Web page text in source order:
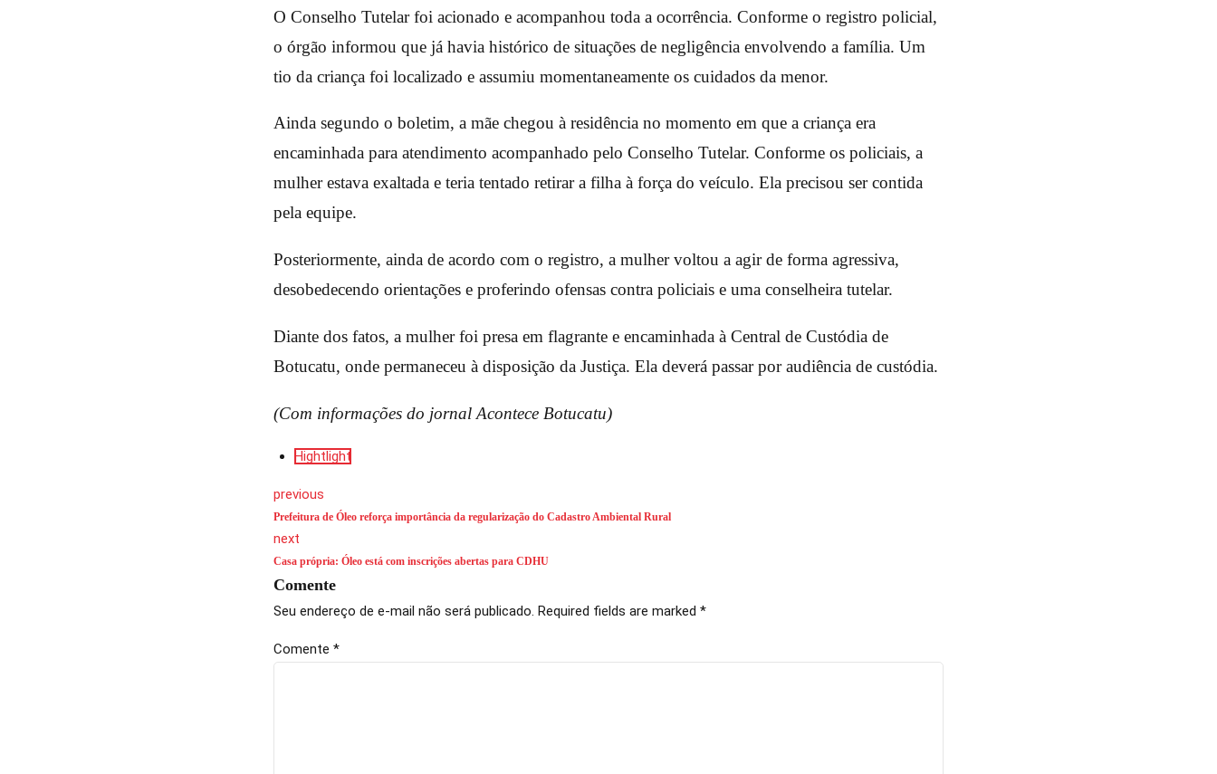
O Conselho Tutelar foi acionado e acompanhou toda a ocorrência. Conforme o registro policial,
o órgão informou que já havia histórico de situações de negligência envolvendo a família. Um
tio da criança foi localizado e assumiu momentaneamente os cuidados da menor.
Ainda segundo o boletim, a mãe chegou à residência no momento em que a criança era
encaminhada para atendimento acompanhado pelo Conselho Tutelar. Conforme os policiais, a
mulher estava exaltada e teria tentado retirar a filha à força do veículo. Ela precisou ser contida
pela equipe.
Posteriormente, ainda de acordo com o registro, a mulher voltou a agir de forma agressiva,
desobedecendo orientações e proferindo ofensas contra policiais e uma conselheira tutelar.
Diante dos fatos, a mulher foi presa em flagrante e encaminhada à Central de Custódia de
Botucatu, onde permaneceu à disposição da Justiça. Ela deverá passar por audiência de custódia.
(Com informações do jornal Acontece Botucatu)
Hightlight
previous
Prefeitura de Óleo reforça importância da regularização do Cadastro Ambiental Rural
next
Casa própria: Óleo está com inscrições abertas para CDHU
Comente
Seu endereço de e-mail não será publicado. Required fields are marked *
Comente *